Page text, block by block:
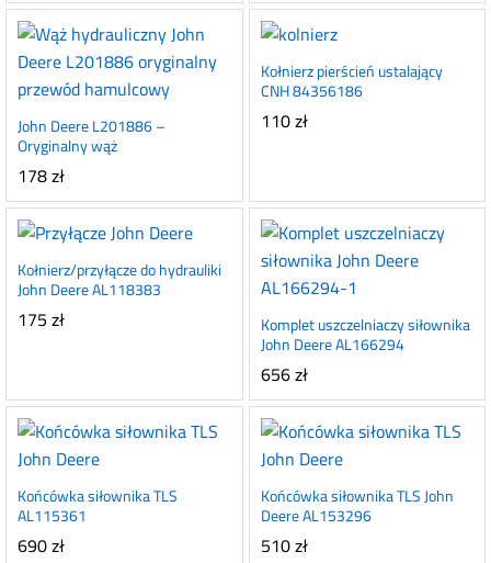
John Deere L201886 –
Oryginalny wąż
178zł
Kołnierz pierścień ustalający
CNH 84356186
110zł
Kołnierz/przyłącze do hydrauliki
John Deere AL118383
175zł Komplet uszczelniaczy siłownika
John Deere AL166294
656zł
Końcówka siłownika TLS
AL115361
690zł
Końcówka siłownika TLS John
Deere AL153296
510zł